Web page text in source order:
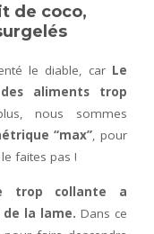
de coco,
le diable, car Le
aliments trop
nous sommes
“max”, pour
faites pas !
trop collante a
la lame. Dans ce